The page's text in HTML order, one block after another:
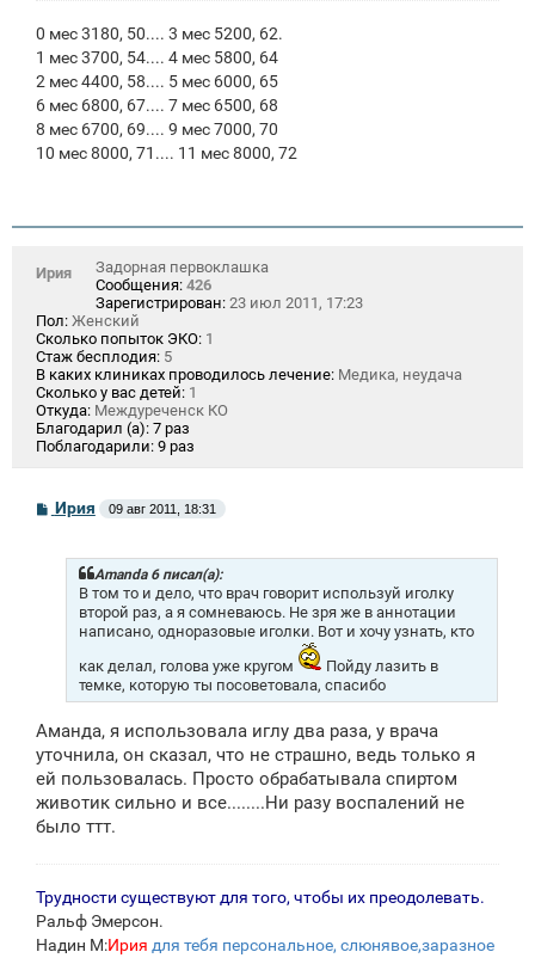
0 мес 3180, 50.... 3 мес 5200, 62.
1 мес 3700, 54.... 4 мес 5800, 64
2 мес 4400, 58.... 5 мес 6000, 65
6 мес 6800, 67.... 7 мес 6500, 68
8 мес 6700, 69.... 9 мес 7000, 70
10 мес 8000, 71.... 11 мес 8000, 72
Ирия
Задорная первоклашка
Сообщения: 426
Зарегистрирован: 23 июл 2011, 17:23
Пол: Женский
Сколько попыток ЭКО: 1
Стаж бесплодия: 5
В каких клиниках проводилось лечение: Медика, неудача
Сколько у вас детей: 1
Откуда: Междуреченск КО
Благодарил (а): 7 раз
Поблагодарили: 9 раз
СИрия 09 авг 2011, 18:31
Amanda 6 писал(а):
В том то и дело, что врач говорит используй иголку
второй раз, а я сомневаюсь. Не зря же в аннотации
написано, одноразовые иголки. Вот и хочу узнать, кто
как делал, голова уже кругом
Пойду лазить в
темке, которую ты посоветовала, спасибо
Аманда, я использовала иглу два раза, у врача
уточнила, он сказал, что не страшно, ведь только я
ей пользовалась. Просто обрабатывала спиртом
животик сильно и все........Ни разу воспалений не
было ттт.
Трудности существуют для того, чтобы их преодолевать.
Ральф Эмерсон.
Надин М:Ирия для тебя персональное, слюнявое,заразное